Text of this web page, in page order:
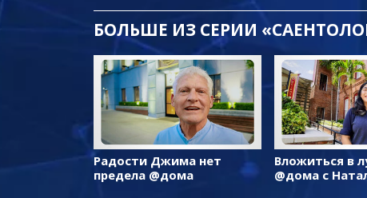
БОЛЬШЕ ИЗ СЕРИИ
Радости Джима нет
предела @дома
Вложиться в
@дома с